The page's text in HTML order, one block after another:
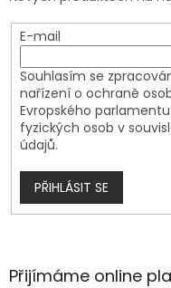
E-mail
Souhlasím se
nařízení o ochraně
Evropského
fyzických osob v
údajů.
PŘIHLÁSIT SE
Přijímáme online